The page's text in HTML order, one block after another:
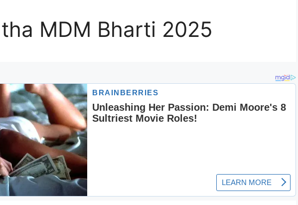
MDM Bharti 2025